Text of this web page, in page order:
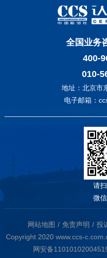
全国业务
400-
010-
地址：北京市
电子邮箱：
请
微
网站地图 免责声明 投
Copyright 2020 www.ccs-
网安备